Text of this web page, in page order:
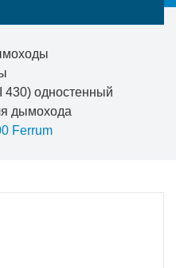
одностенный
дымохода
Ferrum